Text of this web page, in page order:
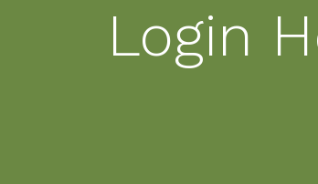
Login